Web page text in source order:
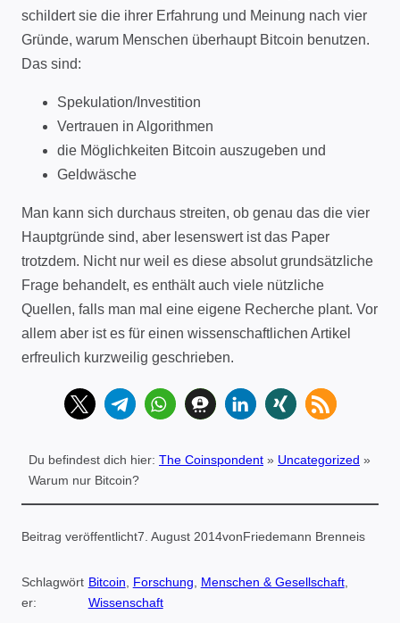
schildert sie die ihrer Erfahrung und Meinung nach vier
Gründe, warum Menschen überhaupt Bitcoin benutzen.
Das sind:
Spekulation/Investition
Vertrauen in Algorithmen
die Möglichkeiten Bitcoin auszugeben und
Geldwäsche
Man kann sich durchaus streiten, ob genau das die vier
Hauptgründe sind, aber lesenswert ist das Paper
trotzdem. Nicht nur weil es diese absolut grundsätzliche
Frage behandelt, es enthält auch viele nützliche
Quellen, falls man mal eine eigene Recherche plant. Vor
allem aber ist es für einen wissenschaftlichen Artikel
erfreulich kurzweilig geschrieben.
Du befindest dich hier: The Coinspondent » Uncategorized »
Warum nur Bitcoin?
Beitrag veröffentlicht7. August 2014vonFriedemann Brenneis
Schlagwört
er:
Bitcoin Forschung Menschen & Gesellschaft
Wissenschaft